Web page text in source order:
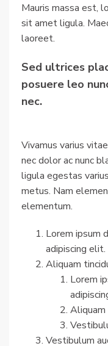
Mauris massa est,
sit amet ligula.
laoreet.
Sed ultrices
posuere leo
nec.
Vivamus varius
nec dolor ac nunc
ligula egestas
metus. Nam
elementum.
Lorem ipsum
adipiscing elit.
Aliquam
Lorem
Aliquam
Vestibulum